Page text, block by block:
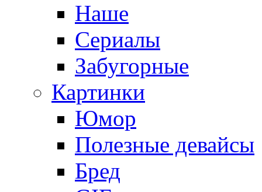
Наше
Сериалы
Забугорные
Картинки
Юмор
Полезные девайсы
Бред